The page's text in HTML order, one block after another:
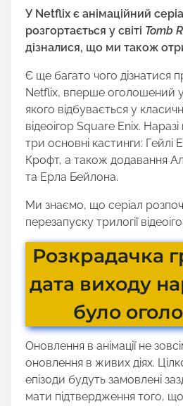
s
p
o
s
:
У Netflix є анімаційний
розгортається у світі Tomb
дізналися, що ми також
Є ще багато чого дізнатися
Netflix, вперше оголошений у
якого відбувається у
відеоігор Square Enix.
три основні кастинги: Гейлі
Крофт, а також додавання
та Ерла Бейлона.
Ми знаємо, що серіал
перезапуску трилогії
Розкрадачка
дата виходу
було
Оновлення в анімації не
оновлення в живих діях.
епізоди будуть замовлені
мати підтвердження того,